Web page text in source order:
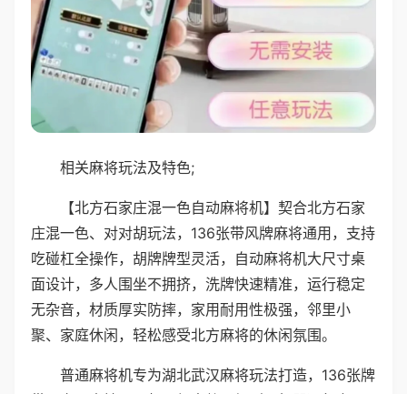
相关麻将玩法及特色;
【北方石家庄混一色自动麻将机】契合北方石家
庄混一色、对对胡玩法，136张带风牌麻将通用，支持
吃碰杠全操作，胡牌牌型灵活，自动麻将机大尺寸桌
面设计，多人围坐不拥挤，洗牌快速精准，运行稳定
无杂音，材质厚实防摔，家用耐用性极强，邻里小
聚、家庭休闲，轻松感受北方麻将的休闲氛围。
普通麻将机专为湖北武汉麻将玩法打造，136张牌